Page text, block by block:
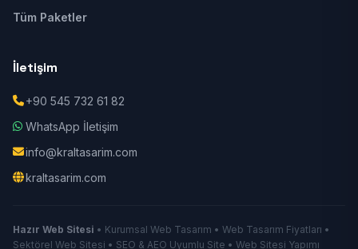
Tüm Paketler
İletişim
+90 545 732 61 82
WhatsApp İletişim
info@kraltasarim.com
kraltasarim.com
Hazır Web Sitesi • Kurumsal Web Tasarım • Web Tasarım Fiyatları •
Sektörel Web Sitesi • SEO & AEO Uyumlu Site • Web Sitesi Yapımı